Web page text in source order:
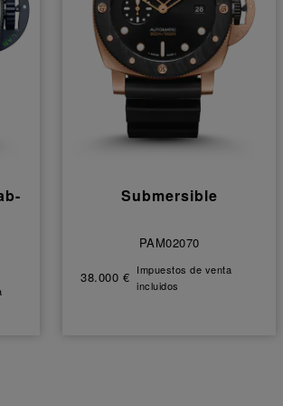
Submersible
PAM02070
38.000 € Impuestos de venta
incluidos